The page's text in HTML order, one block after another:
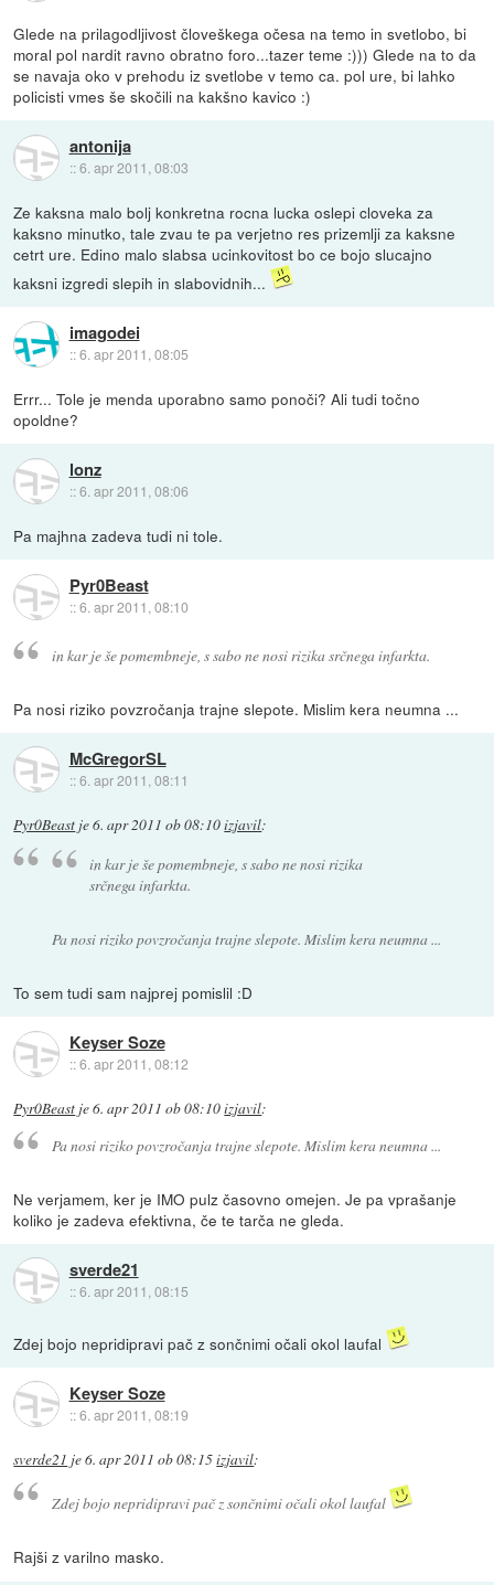
Glede na prilagodljivost človeškega očesa na temo in svetlobo, bi
moral pol nardit ravno obratno foro...tazer teme :))) Glede na to da
se navaja oko v prehodu iz svetlobe v temo ca. pol ure, bi lahko
policisti vmes še skočili na kakšno kavico :)
antonija
::6. apr 2011, 08:03
Ze kaksna malo bolj konkretna rocna lucka oslepi cloveka za
kaksno minutko, tale zvau te pa verjetno res prizemlji za kaksne
cetrt ure. Edino malo slabsa ucinkovitost bo ce bojo slucajno
kaksni izgredi slepih in slabovidnih...
imagodei
::6. apr 2011, 08:05
Errr... Tole je menda uporabno samo ponoči? Ali tudi točno
opoldne?
lonz
::6. apr 2011, 08:06
Pa majhna zadeva tudi ni tole.
Pyr0Beast
::6. apr 2011, 08:10
in kar je še pomembneje, s sabo ne nosi rizika srčnega infarkta.
Pa nosi riziko povzročanja trajne slepote. Mislim kera neumna ...
McGregorSL
::6. apr 2011, 08:11
Pyr0Beast je6. apr 2011 ob 08:10izjavil:
in kar je še pomembneje, s sabo ne nosi rizika
srčnega infarkta.
Pa nosi riziko povzročanja trajne slepote. Mislim kera neumna ...
To sem tudi sam najprej pomislil :D
Keyser Soze
::6. apr 2011, 08:12
Pyr0Beast je6. apr 2011 ob 08:10izjavil:
Pa nosi riziko povzročanja trajne slepote. Mislim kera neumna ...
Ne verjamem, ker je IMO pulz časovno omejen. Je pa vprašanje
koliko je zadeva efektivna, če te tarča ne gleda.
sverde21
::6. apr 2011, 08:15
Zdej bojo nepridipravi pač z sončnimi očali okol laufal
Keyser Soze
::6. apr 2011, 08:19
sverde21 je6. apr 2011 ob 08:15izjavil:
Zdej bojo nepridipravi pač z sončnimi očali okol laufal
Rajši z varilno masko.